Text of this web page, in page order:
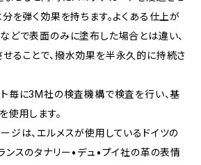
を弾く効果を持ちます。よくある仕上が
どで表面のみに塗布した場合とは違い、
ることで、撥水効果を半永久的に持続さ
毎に3M社の検査機構で検査を行い、基
使用します。
ジは、エルメスが使用しているドイツの
ンスのタナリー•デュ•プイ社の革の表情